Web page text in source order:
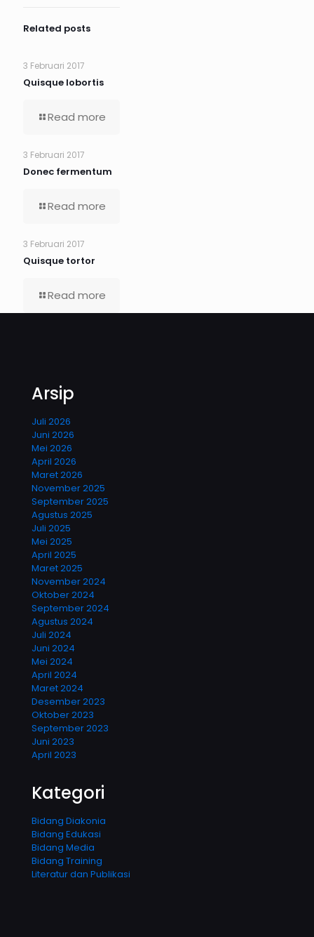
Related posts
3 Februari 2017
Quisque lobortis
Read more
3 Februari 2017
Donec fermentum
Read more
3 Februari 2017
Quisque tortor
Read more
Arsip
Juli 2026
Juni 2026
Mei 2026
April 2026
Maret 2026
November 2025
September 2025
Agustus 2025
Juli 2025
Mei 2025
April 2025
Maret 2025
November 2024
Oktober 2024
September 2024
Agustus 2024
Juli 2024
Juni 2024
Mei 2024
April 2024
Maret 2024
Desember 2023
Oktober 2023
September 2023
Juni 2023
April 2023
Kategori
Bidang Diakonia
Bidang Edukasi
Bidang Media
Bidang Training
Literatur dan Publikasi